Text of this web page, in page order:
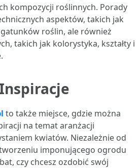
kompozycji roślinnych. Porady
aspektów, takich jak
roślin, ale również
takich jak kolorystyka, kształty i
to także miejsce, gdzie można
na temat aranżacji
kwiatów. Niezależnie od
imponującego ogrodu
czy chcesz ozdobić swój